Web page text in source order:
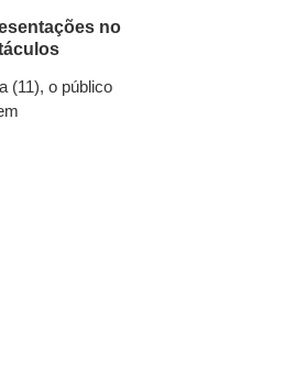
no
(11), o público